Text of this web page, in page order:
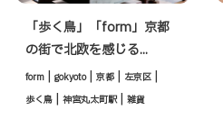
「歩く鳥」「form」京都
の街で北欧を感じる...
form | gokyoto | 京都 | 左京区 |
歩く鳥 | 神宮丸太町駅 | 雑貨